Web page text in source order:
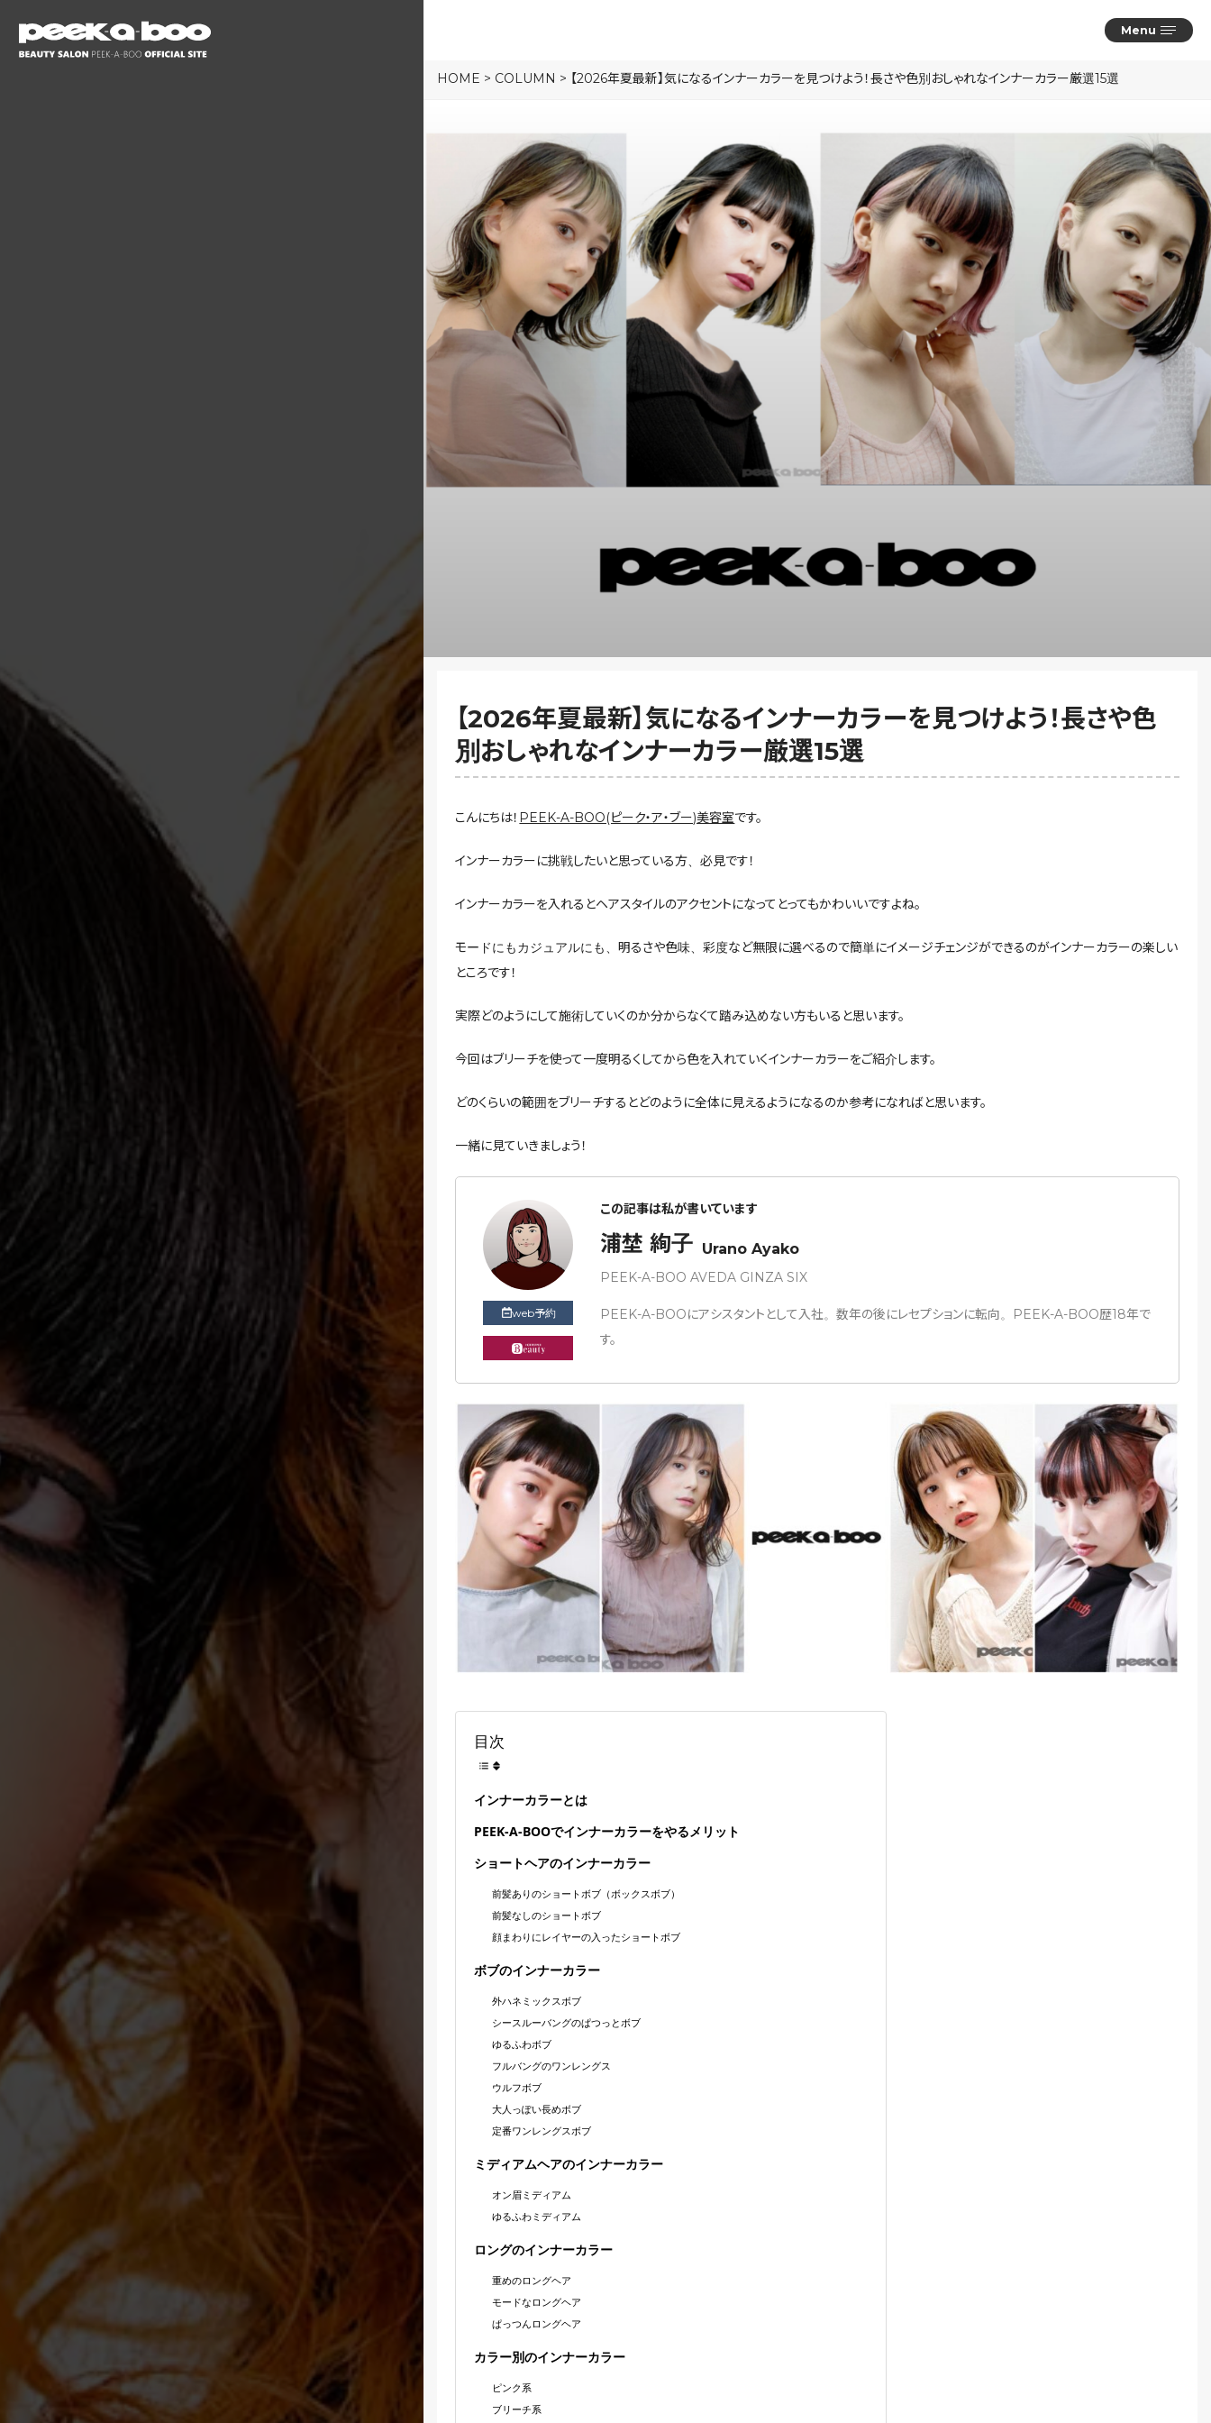
Menu
HOME > COLUMN > 【2026年夏最新】気になるインナーカラーを見つけよう！長さや色別おしゃれなインナーカラー厳選15選
【2026年夏最新】気になるインナーカラーを見つけよう！長さや色
別おしゃれなインナーカラー厳選15選
こんにちは！ PEEK-A-BOO(ピーク・ア・ブー)美容室です。
インナーカラーに挑戦したいと思っている方、必見です！
インナーカラーを入れるとヘアスタイルのアクセントになってとってもかわいいですよね。
モードにもカジュアルにも、明るさや色味、彩度など無限に選べるので簡単にイメージチェンジができるのがインナーカラーの楽しい
ところです！
実際どのようにして施術していくのか分からなくて踏み込めない方もいると思います。
今回はブリーチを使って一度明るくしてから色を入れていくインナーカラーをご紹介します。
どのくらいの範囲をブリーチするとどのように全体に見えるようになるのか参考になればと思います。
一緒に見ていきましょう！
web予約
この記事は私が書いています
浦埜 絢子 Urano Ayako
PEEK-A-BOO AVEDA GINZA SIX
PEEK-A-BOOにアシスタントとして入社。数年の後にレセプションに転向。PEEK-A-BOO歴18年で
す。
目次
インナーカラーとは
PEEK-A-BOOでインナーカラーをやるメリット
ショートヘアのインナーカラー
前髪ありのショートボブ（ボックスボブ）
前髪なしのショートボブ
顔まわりにレイヤーの入ったショートボブ
ボブのインナーカラー
外ハネミックスボブ
シースルーバングのぱつっとボブ
ゆるふわボブ
フルバングのワンレングス
ウルフボブ
大人っぽい長めボブ
定番ワンレングスボブ
ミディアムヘアのインナーカラー
オン眉ミディアム
ゆるふわミディアム
ロングのインナーカラー
重めのロングヘア
モードなロングヘア
ぱっつんロングヘア
カラー別のインナーカラー
ピンク系
ブリーチ系